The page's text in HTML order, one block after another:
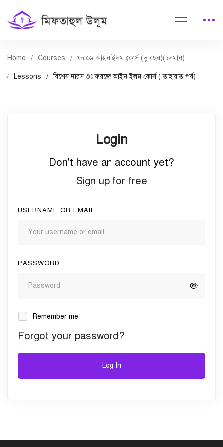
Home Courses ফরজে আইন ইলম কোর্স (দু বছর)(চলমান)
Lessons বিশেষ দারস ৩ঃ ফরজে আইন ইলম কোর্স ( তাহারাত পর্ব)
Login
Don't have an account yet?
Sign up for free
USERNAME OR EMAIL
PASSWORD
Remember me
Forgot your password?
Log In